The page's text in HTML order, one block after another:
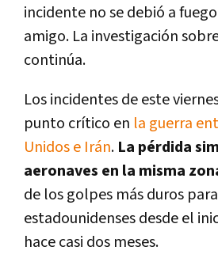
incidente no se debió a
amigo. La investigación
continúa.
Los incidentes de este
punto crítico en la guerra
Unidos e Irán. La pérdida
aeronaves en la misma
de los golpes más duros
estadounidenses desde el
hace casi dos meses.